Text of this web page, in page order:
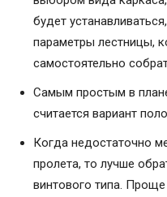
будет
параметры лестницы,
самостоятельно
Самым простым в
считается вариант
Когда недостаточно
пролета, то лучше
винтового типа.